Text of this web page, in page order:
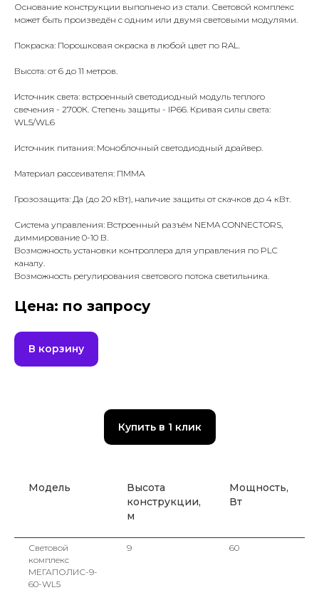
Основание конструкции выполнено из стали. Световой комплекс
может быть произведён с одним или двумя световыми модулями.
Покраска: Порошковая окраска в любой цвет по RAL.
Высота: от 6 до 11 метров.
Источник света: встроенный светодиодный модуль теплого
свечения - 2700К. Степень защиты - IP66. Кривая силы света:
WL5/WL6
Источник питания: Моноблочный светодиодный драйвер.
Материал рассеивателя: ПММА
Грозозащита: Да (до 20 кВт), наличие защиты от скачков до 4 кВт.
Система управления: Встроенный разъём NEMA CONNECTORS,
диммирование 0-10 В.
Возможность установки контроллера для управления по PLC
каналу.
Возможность регулирования светового потока светильника.
Цена: по запросу
В корзину
Купить в 1 клик
Модель
Высота
конструкции,
м
Мощность,
Вт
Световой
комплекс
МЕГАПОЛИС-9-
60-WL5
9 60